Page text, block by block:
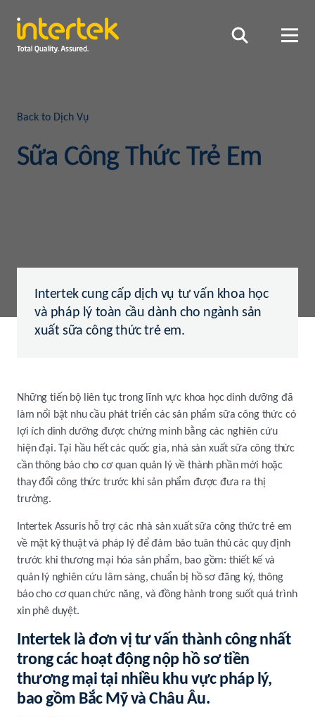
Back to Dịch Vụ
Sữa Công Thức Trẻ Em
Intertek cung cấp dịch vụ tư vấn khoa học
và pháp lý toàn cầu dành cho ngành sản
xuất sữa công thức trẻ em.
Những tiến bộ liên tục trong lĩnh vực khoa học dinh dưỡng đã
làm nổi bật nhu cầu phát triển các sản phẩm sữa công thức có
lợi ích dinh dưỡng được chứng minh bằng các nghiên cứu
hiện đại. Tại hầu hết các quốc gia, nhà sản xuất sữa công thức
cần thông báo cho cơ quan quản lý về thành phần mới hoặc
thay đổi công thức trước khi sản phẩm được đưa ra thị
trường.
Intertek Assuris hỗ trợ các nhà sản xuất sữa công thức trẻ em
về mặt kỹ thuật và pháp lý để đảm bảo tuân thủ các quy định
trước khi thương mại hóa sản phẩm, bao gồm: thiết kế và
quản lý nghiên cứu lâm sàng, chuẩn bị hồ sơ đăng ký, thông
báo cho cơ quan chức năng, và đồng hành trong suốt quá trình
xin phê duyệt.
Intertek là đơn vị tư vấn thành công nhất
trong các hoạt động nộp hồ sơ tiền
thương mại tại nhiều khu vực pháp lý,
bao gồm Bắc Mỹ và Châu Âu.